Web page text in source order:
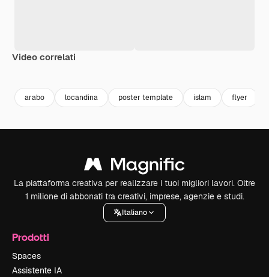
Video correlati
arabo locandina poster template islam flyer
La piattaforma creativa per realizzare i tuoi migliori lavori. Oltre
1 milione di abbonati tra creativi, imprese, agenzie e studi.
Italiano
Prodotti
Spaces
Assistente IA